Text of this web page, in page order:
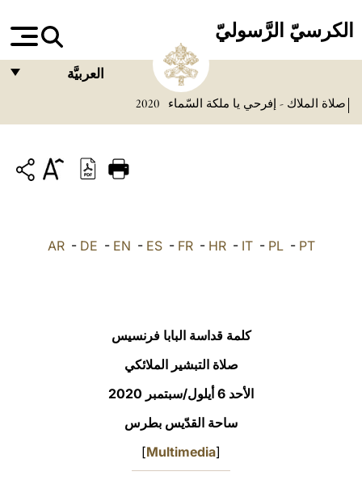
الكرسيّ الرَّسوليّ
العربيَّة
ITALIANO
صلاة الملاك - إفرحي يا ملكة السّماء 2020
AR- DE - EN - ES- FR- HR- IT- PL- PT
كلمة قداسة البابا فرنسيس
صلاة التبشير الملائكي
الأحد 6 أيلول/سبتمبر 2020
ساحة القدّيس بطرس
[
Multimedia
]